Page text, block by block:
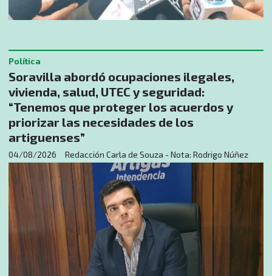
Soravilla abordó ocupaciones ilegales,
vivienda, salud, UTEC y seguridad:
“Tenemos que proteger los acuerdos y
priorizar las necesidades de los
artiguenses”
Redacción Carla de Souza - Nota: Rodrigo Núñez
Política
04/08/2026